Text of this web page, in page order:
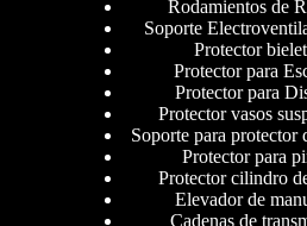
Rodamientos de
Soporte
Protector
Protector para
Protector para
Protector vasos
Soporte para protector
Protector para
Protector cilindro
Elevador de
Cadenas de